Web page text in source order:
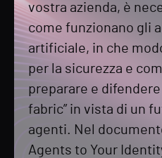
vostra azienda, è
come funzionano gli
artificiale, in che
per la sicurezza e
preparare e
fabric” in vista di un
agenti. Nel
Agents to Your